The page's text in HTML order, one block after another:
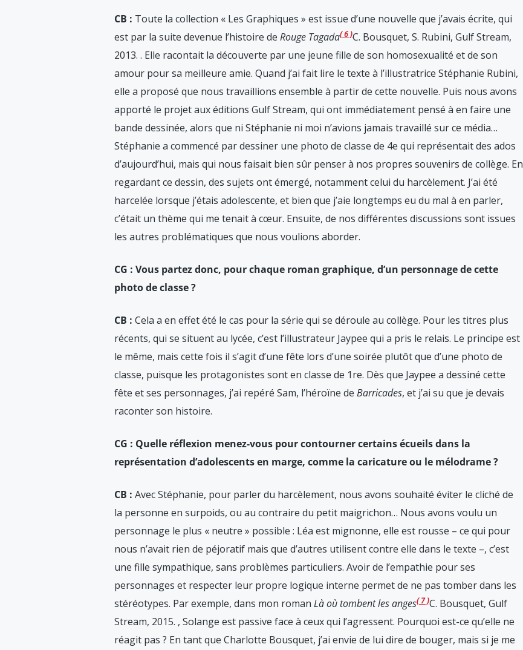
CB : Toute la collection « Les Graphiques » est issue d’une nouvelle que j’avais écrite, qui
est par la suite devenue l’histoire de Rouge Tagada 6 C. Bousquet, S. Rubini, Gulf Stream,
2013. . Elle racontait la découverte par une jeune fille de son homosexualité et de son
amour pour sa meilleure amie. Quand j’ai fait lire le texte à l’illustratrice Stéphanie Rubini,
elle a proposé que nous travaillions ensemble à partir de cette nouvelle. Puis nous avons
apporté le projet aux éditions Gulf Stream, qui ont immédiatement pensé à en faire une
bande dessinée, alors que ni Stéphanie ni moi n’avions jamais travaillé sur ce média…
Stéphanie a commencé par dessiner une photo de classe de 4e qui représentait des ados
d’aujourd’hui, mais qui nous faisait bien sûr penser à nos propres souvenirs de collège. En
regardant ce dessin, des sujets ont émergé, notamment celui du harcèlement. J’ai été
harcelée lorsque j’étais adolescente, et bien que j’aie longtemps eu du mal à en parler,
c’était un thème qui me tenait à cœur. Ensuite, de nos différentes discussions sont issues
les autres problématiques que nous voulions aborder.
CG : Vous partez donc, pour chaque roman graphique, d’un personnage de cette
photo de classe ?
CB : Cela a en effet été le cas pour la série qui se déroule au collège. Pour les titres plus
récents, qui se situent au lycée, c’est l’illustrateur Jaypee qui a pris le relais. Le principe est
le même, mais cette fois il s’agit d’une fête lors d’une soirée plutôt que d’une photo de
classe, puisque les protagonistes sont en classe de 1re. Dès que Jaypee a dessiné cette
fête et ses personnages, j’ai repéré Sam, l’héroïne de Barricades, et j’ai su que je devais
raconter son histoire.
CG : Quelle réflexion menez-vous pour contourner certains écueils dans la
représentation d’adolescents en marge, comme la caricature ou le mélodrame ?
CB : Avec Stéphanie, pour parler du harcèlement, nous avons souhaité éviter le cliché de
la personne en surpoids, ou au contraire du petit maigrichon… Nous avons voulu un
personnage le plus « neutre » possible : Léa est mignonne, elle est rousse – ce qui pour
nous n’avait rien de péjoratif mais que d’autres utilisent contre elle dans le texte –, c’est
une fille sympathique, sans problèmes particuliers. Avoir de l’empathie pour ses
personnages et respecter leur propre logique interne permet de ne pas tomber dans les
stéréotypes. Par exemple, dans mon roman Là où tombent les anges 7 C. Bousquet, Gulf
Stream, 2015. , Solange est passive face à ceux qui l’agressent. Pourquoi est-ce qu’elle ne
réagit pas ? En tant que Charlotte Bousquet, j’ai envie de lui dire de bouger, mais si je me